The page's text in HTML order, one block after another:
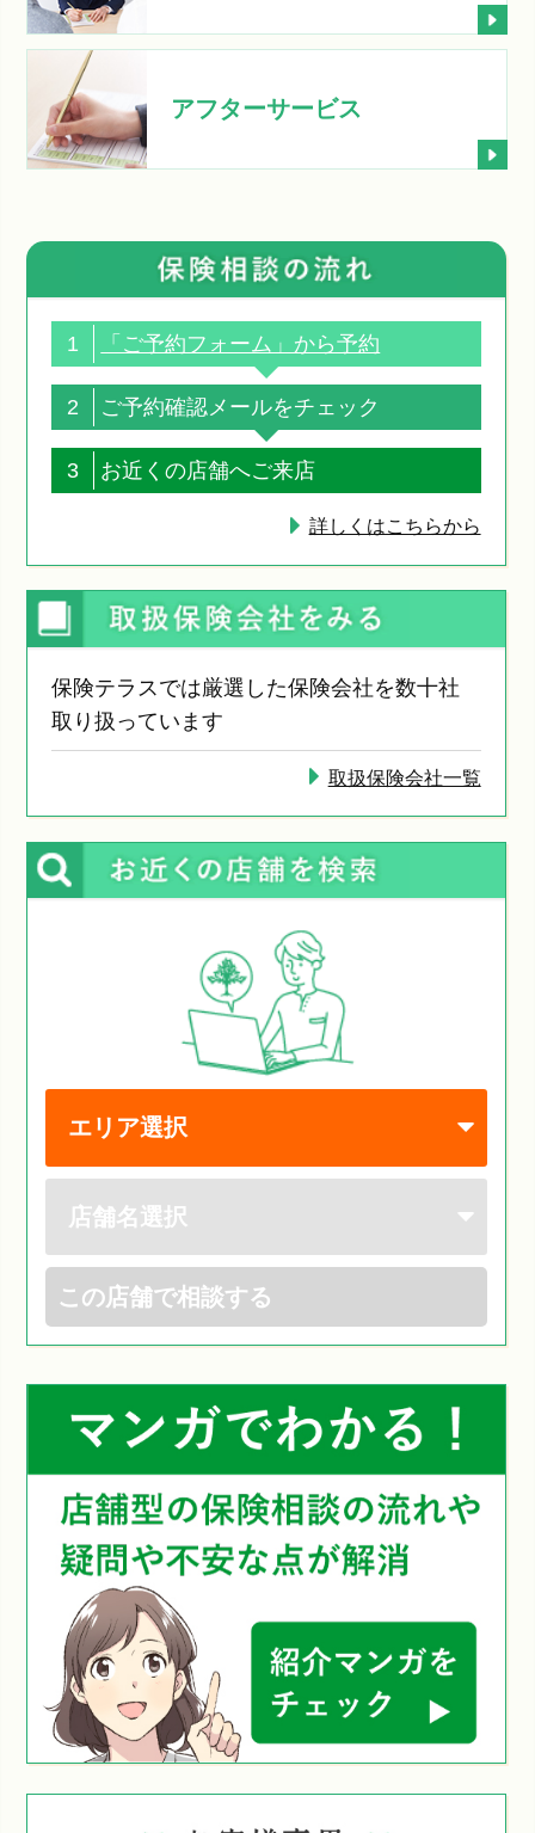
アフターサービス
1 「ご予約フォーム」から予約
2 ご予約確認メールをチェック
3 お近くの店舗へご来店
詳しくはこちらから
保険テラスでは厳選した保険会社を数十社
取り扱っています
取扱保険会社一覧
この店舗で相談する